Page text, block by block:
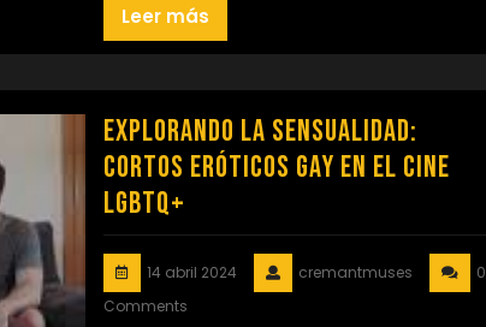
Leer más
Explorando la Sensualidad:
Cortos Eróticos Gay en el Cine
LGBTQ+
14 abril 2024 cremantmuses
0
Comments